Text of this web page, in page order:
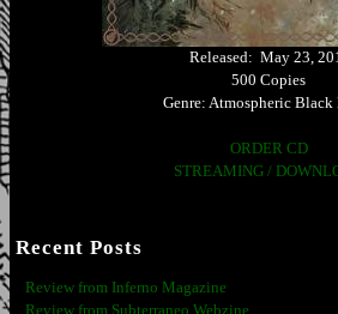
Released: May 23,
500 Copies
Genre: Atmospheric Black
ORDER CD
STREAMING /
Recent Posts
Review from Inferno Magazine
Review from Subterraneo Webzine